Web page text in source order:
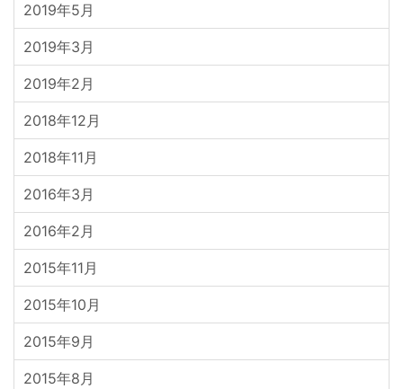
2019年5月
2019年3月
2019年2月
2018年12月
2018年11月
2016年3月
2016年2月
2015年11月
2015年10月
2015年9月
2015年8月